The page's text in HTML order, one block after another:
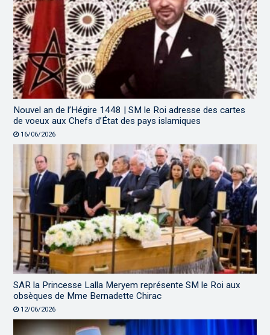
Nouvel an de l’Hégire 1448 | SM le Roi adresse des cartes
de voeux aux Chefs d’État des pays islamiques
16/06/2026
SAR la Princesse Lalla Meryem représente SM le Roi aux
obsèques de Mme Bernadette Chirac
12/06/2026